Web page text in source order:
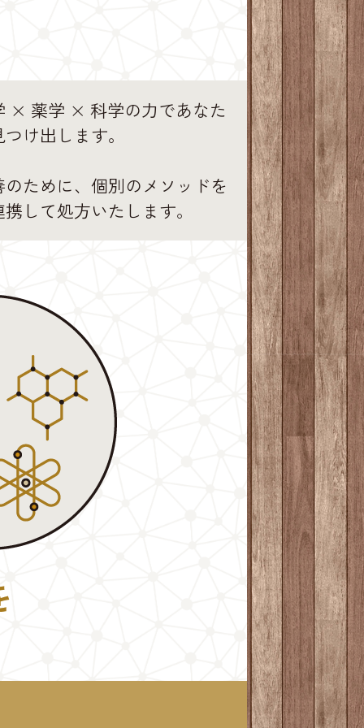
× 薬学 × 科学の力であなた
け出します。
ために、個別のメソッドを
して処方いたします。